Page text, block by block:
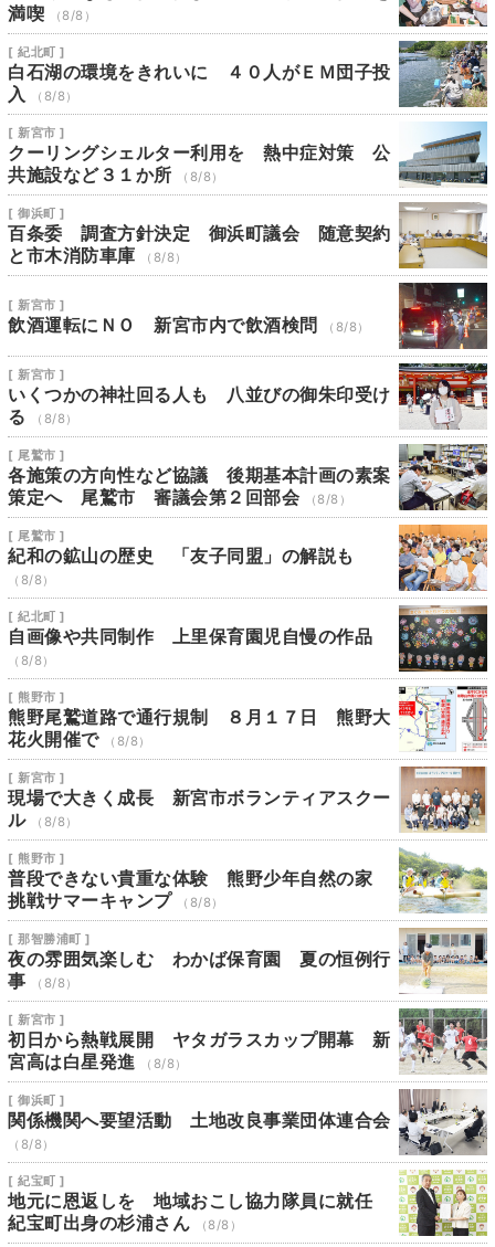
満喫
（8/8）
[ 紀北町 ]
白石湖の環境をきれいに ４０人がＥＭ団子投
入
（8/8）
[ 新宮市 ]
クーリングシェルター利用を 熱中症対策 公
共施設など３１か所
（8/8）
[ 御浜町 ]
百条委 調査方針決定 御浜町議会 随意契約
と市木消防車庫
（8/8）
[ 新宮市 ]
飲酒運転にＮＯ 新宮市内で飲酒検問 （8/8）
[ 新宮市 ]
いくつかの神社回る人も 八並びの御朱印受け
る
（8/8）
[ 尾鷲市 ]
各施策の方向性など協議 後期基本計画の素案
策定へ 尾鷲市 審議会第２回部会
（8/8）
[ 尾鷲市 ]
紀和の鉱山の歴史 「友子同盟」の解説も
（8/8）
[ 紀北町 ]
自画像や共同制作 上里保育園児自慢の作品
（8/8）
[ 熊野市 ]
熊野尾鷲道路で通行規制 ８月１７日 熊野大
花火開催で
（8/8）
[ 新宮市 ]
現場で大きく成長 新宮市ボランティアスクー
ル
（8/8）
[ 熊野市 ]
普段できない貴重な体験 熊野少年自然の家
挑戦サマーキャンプ
（8/8）
[ 那智勝浦町 ]
夜の雰囲気楽しむ わかば保育園 夏の恒例行
事
（8/8）
[ 新宮市 ]
初日から熱戦展開 ヤタガラスカップ開幕 新
宮高は白星発進
（8/8）
[ 御浜町 ]
関係機関へ要望活動 土地改良事業団体連合会
（8/8）
[ 紀宝町 ]
地元に恩返しを 地域おこし協力隊員に就任
紀宝町出身の杉浦さん
（8/8）